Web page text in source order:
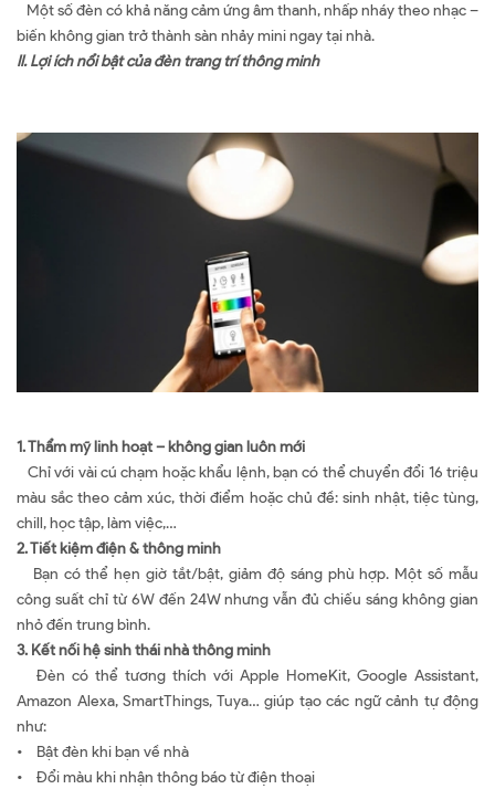
Một số đèn có khả năng cảm ứng âm thanh, nhấp nháy theo nhạc –
biến không gian trở thành sàn nhảy mini ngay tại nhà.
II.Lợiích nổi bật của đèn trang trí thông minh
1. Thẩm mỹ linh hoạt – không gian luôn mới
Chỉ với vài cú chạm hoặc khẩu lệnh, bạn có thể chuyển đổi 16 triệu
màu sắc theo cảm xúc, thời điểm hoặc chủ đề: sinh nhật, tiệc tùng,
chill, học tập, làm việc,…
2. Tiết kiệm điện & thông minh
Bạn có thể hẹn giờ tắt/bật, giảm độ sáng phù hợp. Một số mẫu
công suất chỉ từ 6W đến 24W nhưng vẫn đủ chiếu sáng không gian
nhỏ đến trung bình.
3. Kết nối hệ sinh thái nhà thông minh
Đèn có thể tương thích với Apple HomeKit, Google Assistant,
Amazon Alexa, SmartThings, Tuya… giúp tạo các ngữ cảnh tự động
như:
• Bật đèn khi bạn về nhà
• Đổi màu khi nhận thông báo từ điện thoại